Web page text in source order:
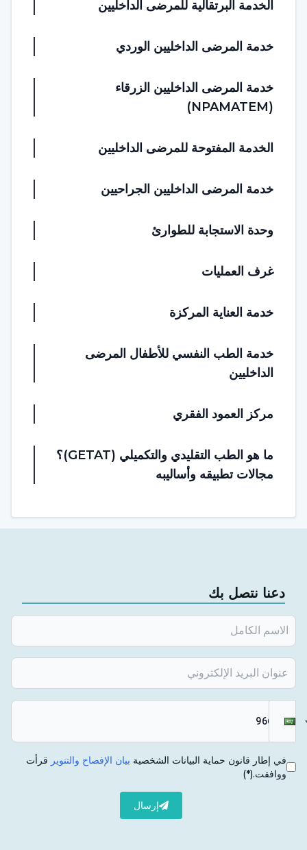
الخدمة البرتقالية للمرضى الداخليين
خدمة المرضى الداخليين الوردي
خدمة المرضى الداخليين الزرقاء
(NPAMATEM)
الخدمة المفتوحة للمرضى الداخليين
خدمة المرضى الداخليين الجراحيين
وحدة الاستجابة للطوارئ
غرف العمليات
خدمة العناية المركزة
خدمة الطب النفسي للأطفال المرضى
الداخليين
مركز العمود الفقري
ما هو الطب التقليدي والتكميلي (GETAT)؟
مجالات تطبيقه وأساليبه
دعنا نتصل بك
في إطار قانون حماية البيانات الشخصية بيان الإفصاح والتنوير قرأت
ووافقت.(*)
إرسال